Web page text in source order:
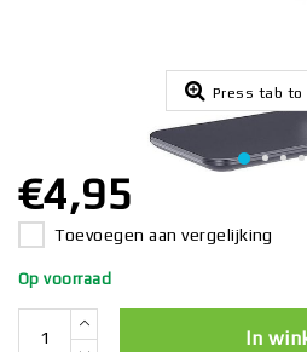
Press tab to
€4,95
Toevoegen aan vergelijking
Op voorraad
In